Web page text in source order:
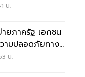
น.
ยภาครัฐ เอกชน
ามปลอดภัยทาง
น.